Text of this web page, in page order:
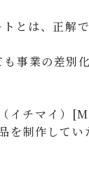
とは、正解
事業の差別
イチマイ）
制作してい